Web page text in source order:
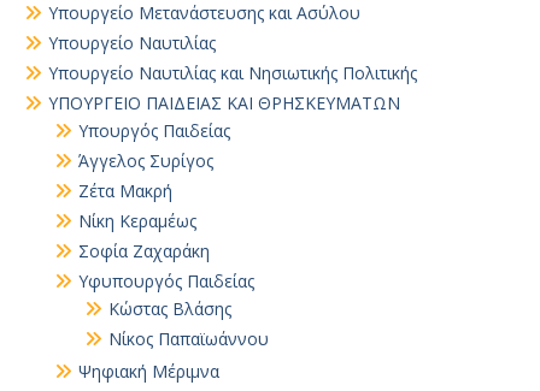
Υπουργείο Μετανάστευσης και Ασύλου
Υπουργείο Ναυτιλίας
Υπουργείο Ναυτιλίας και Νησιωτικής Πολιτικής
ΥΠΟΥΡΓΕΙΟ ΠΑΙΔΕΙΑΣ ΚΑΙ ΘΡΗΣΚΕΥΜΑΤΩΝ
Yπουργός Παιδείας
Άγγελος Συρίγος
Ζέτα Μακρή
Νίκη Κεραμέως
Σοφία Ζαχαράκη
Υφυπουργός Παιδείας
Κώστας Βλάσης
Νίκος Παπαϊωάννου
Ψηφιακή Μέριμνα